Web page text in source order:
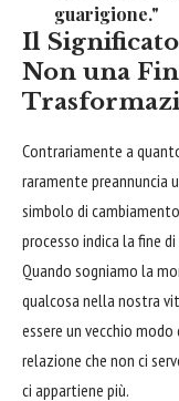
guarigione."
Il
Non una
Contrariamente a
raramente preannuncia
simbolo di
processo indica la fine
Quando sogniamo la
qualcosa nella nostra
essere un vecchio
relazione che non ci
ci appartiene più.